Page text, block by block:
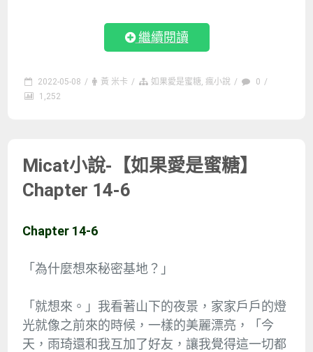
繼續閱讀
2022-05-08 / 黃 米卡 / 如果愛是蜜糖,瘋小說 / 0 /
1,252
Micat小說-【如果愛是蜜糖】
Chapter 14-6
Chapter 14-6
「為什麼想來秘密基地？」
「就想來。」我看著山下的夜景，家家戶戶的燈
光就像之前來的時候，一樣的美麗漂亮，「今
天，雨琦還和我互加了好友，讓我覺得這一切都